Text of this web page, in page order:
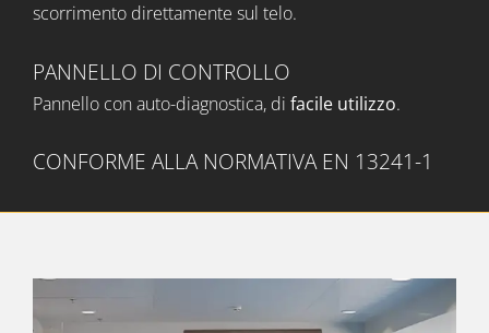
scorrimento direttamente sul telo.
PANNELLO DI CONTROLLO
Pannello con auto-diagnostica, di facile utilizzo.
CONFORME ALLA NORMATIVA EN 13241-1